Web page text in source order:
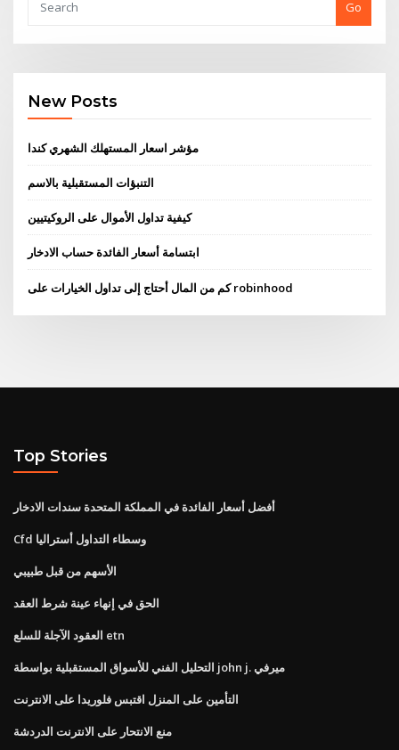
Go
New Posts
مؤشر اسعار المستهلك الشهري كندا
التنبؤات المستقبلية بالاسم
كيفية تداول الأموال على الروكيتيين
ابتسامة أسعار الفائدة حساب الادخار
كم من المال أحتاج إلى تداول الخيارات على robinhood
Top Stories
أفضل أسعار الفائدة في المملكة المتحدة سندات الادخار
Cfd وسطاء التداول أستراليا
الأسهم من قبل طبيبي
الحق في إنهاء عينة شرط العقد
العقود الآجلة للسلع etn
التحليل الفني للأسواق المستقبلية بواسطة john j. ميرفي
التأمين على المنزل اقتبس فلوريدا على الانترنت
منع الانتحار على الانترنت الدردشة